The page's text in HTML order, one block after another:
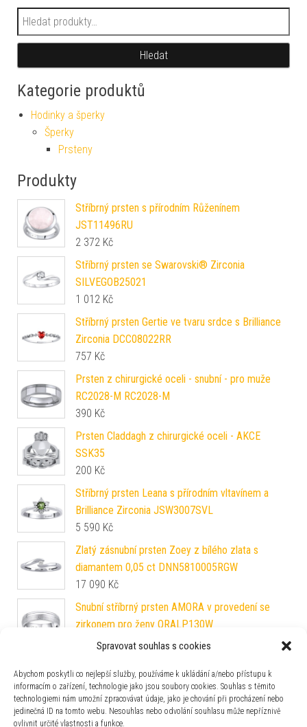
Spravovat souhlas s cookies
Abychom poskytli co nejlepší služby, používáme k ukládání a/nebo přístupu k
informacím o zařízení, technologie jako jsou soubory cookies. Souhlas s těmito
technologiemi nám umožní zpracovávat údaje, jako je chování při procházení nebo
jedinečná ID na tomto webu. Nesouhlas nebo odvolání souhlasu může nepříznivě
ovlivnit určité vlastnosti a funkce.
Hledat:
Hledat
Kategorie produktů
Hodinky a šperky
Šperky
Prsteny
Produkty
Stříbrný prsten s přírodním Růženínem
JST11496RU
2 372 Kč
Stříbrný prsten se Swarovski® Zirconia
SILVEGOB25021
1 012 Kč
Stříbrný prsten Gertie ve tvaru srdce s Brilliance
Zirconia DCC08022RR
757 Kč
Prsten z chirurgické oceli - snubní - pro muže
RC2028-M RC2028-M
390 Kč
Prsten Claddagh z chirurgické oceli - AKCE
SSK35
200 Kč
Stříbrný prsten Leana s přírodním vltavínem a
Brilliance Zirconia JSW3007SVL
5 590 Kč
Zlatý zásnubní prsten Zoey z bílého zlata s
diamantem 0,05 ct DNN5810005RGW
17 090 Kč
Snubní stříbrný prsten AMORA v provedení se
zirkonem pro ženy QRALP130W
2 287Kč
QR1100GW
11 990Kč
Snubní stříbrný prsten MARIAGE pozlacený žlutým